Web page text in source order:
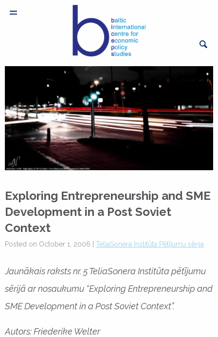
Exploring Entrepreneurship and SME
Development in a Post Soviet
Context
Posted on October 1, 2006 | TeliaSonera Institūta Pētījumu sērija
Jaunākais raksts nr. 5 TeliaSonera Institūta pētījumu
sērijā ar nosaukumu “Exploring Entrepreneurship and
SME Development in a Post Soviet Context”.
Autors: Friederike Welter